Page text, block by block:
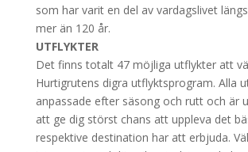
som har varit en del av vardagslivet
mer än 120 år.
UTFLYKTER
Det finns totalt 47 möjliga utflykter att
Hurtigrutens digra utflyktsprogram. Alla
anpassade efter säsong och rutt och är
att ge dig störst chans att uppleva det
respektive destination har att erbjuda.